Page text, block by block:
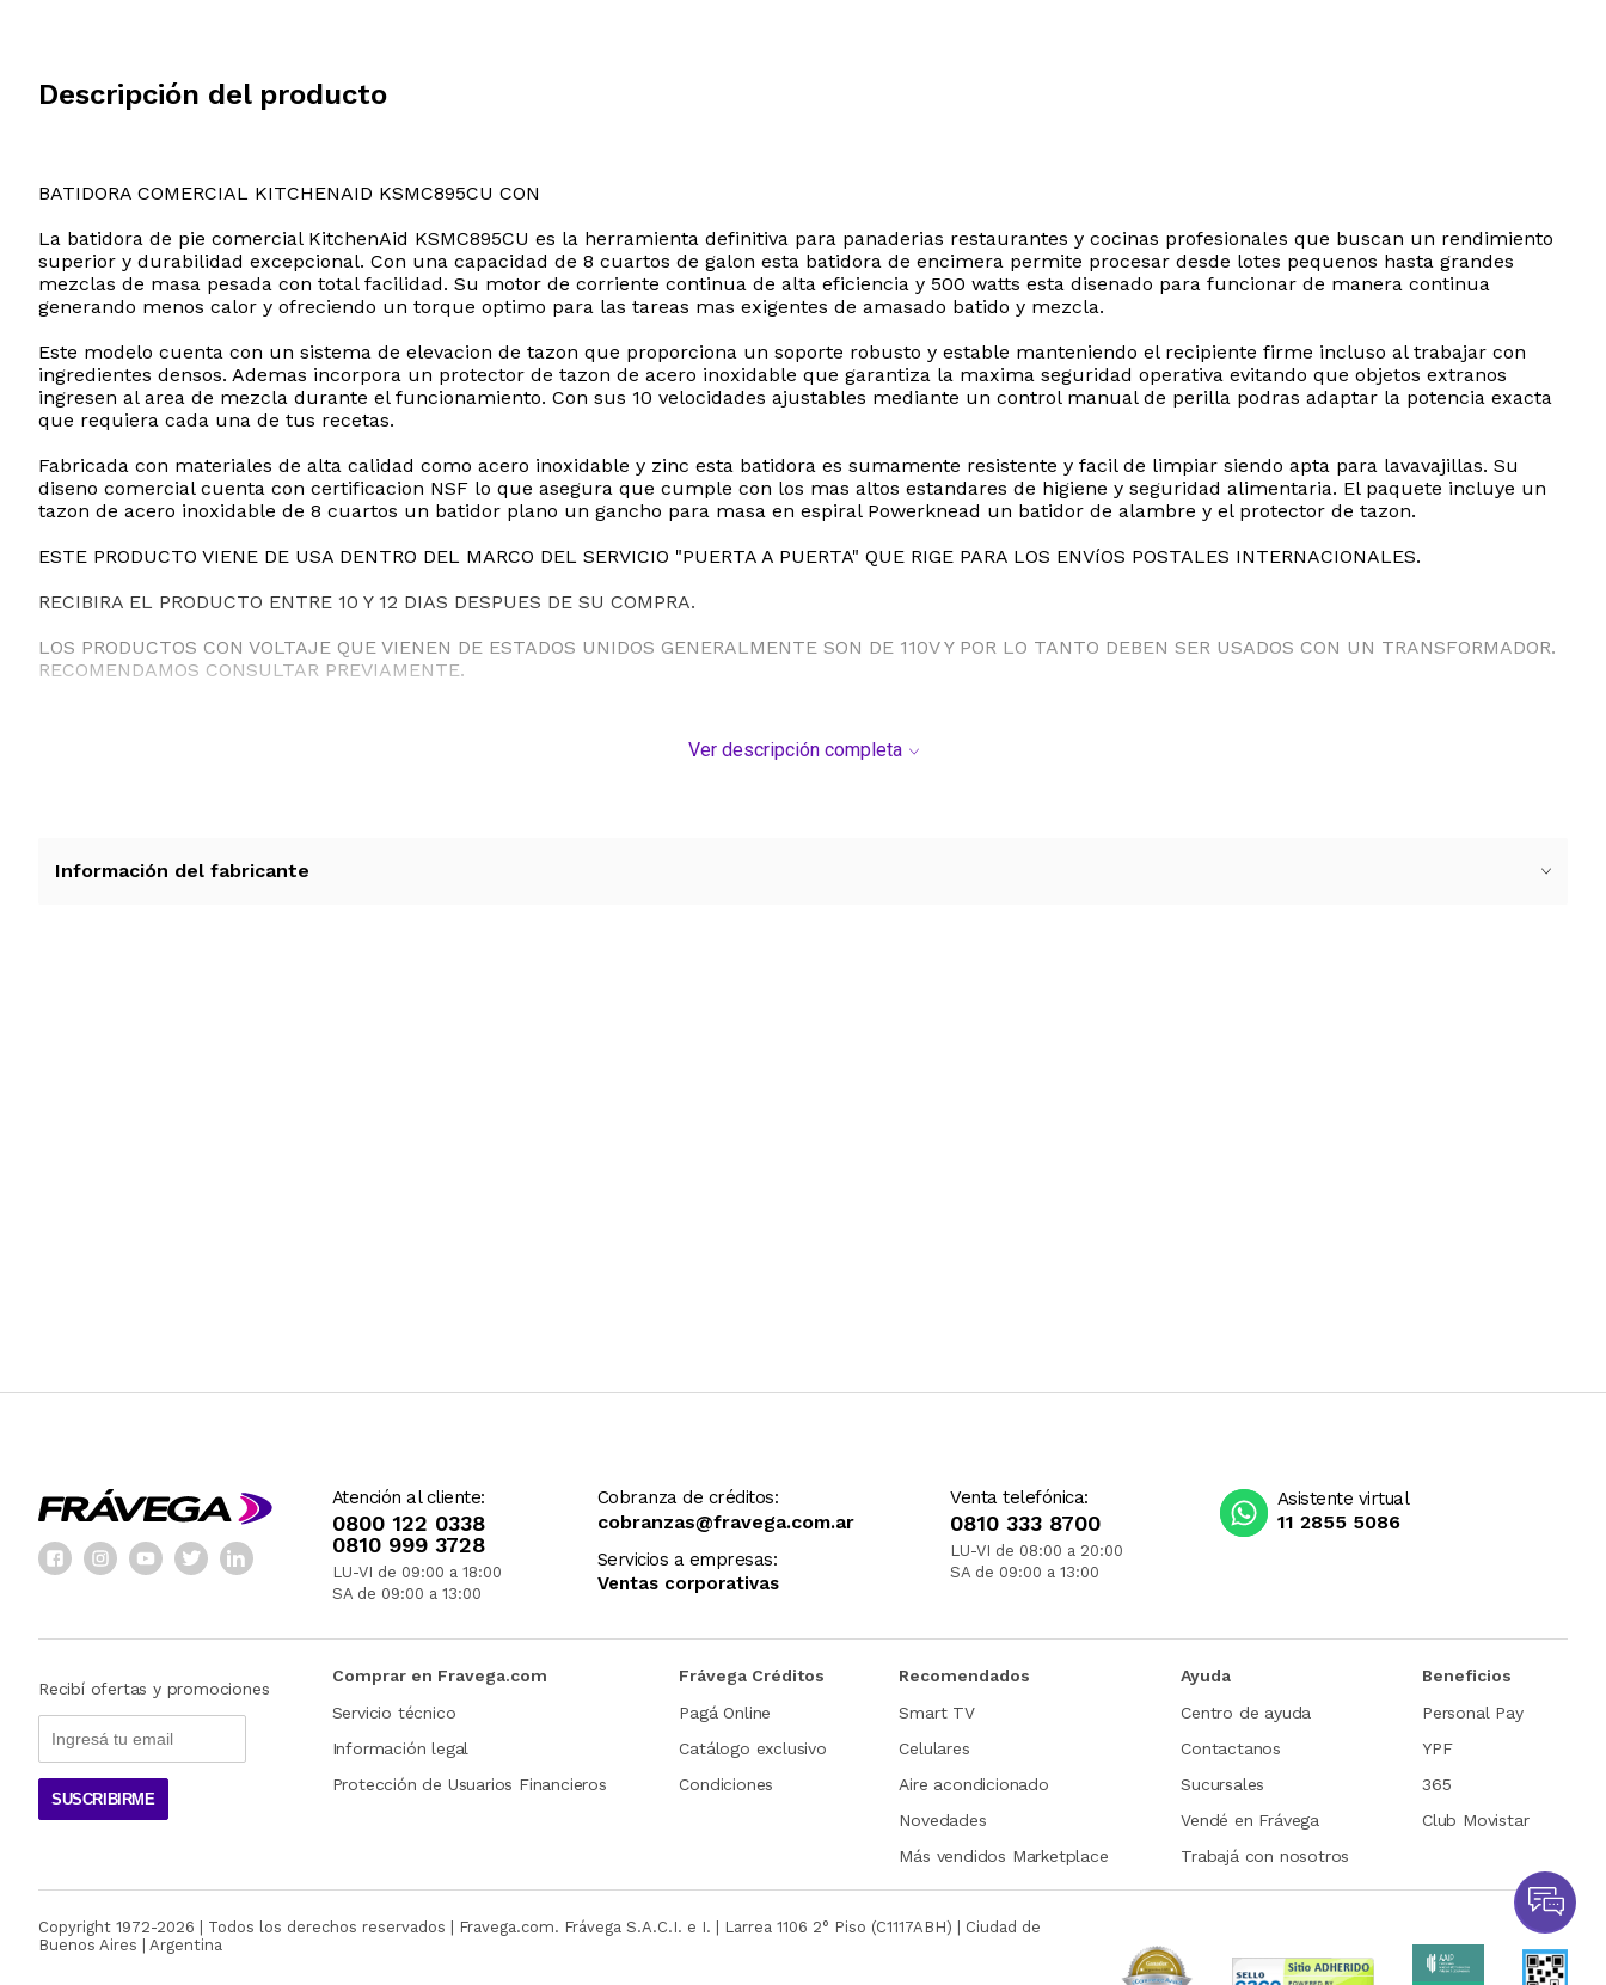
Descripción del producto
BATIDORA COMERCIAL KITCHENAID KSMC895CU CON
La batidora de pie comercial KitchenAid KSMC895CU es la herramienta definitiva para panaderias restaurantes y cocinas profesionales que buscan un rendimiento
superior y durabilidad excepcional. Con una capacidad de 8 cuartos de galon esta batidora de encimera permite procesar desde lotes pequenos hasta grandes
mezclas de masa pesada con total facilidad. Su motor de corriente continua de alta eficiencia y 500 watts esta disenado para funcionar de manera continua
generando menos calor y ofreciendo un torque optimo para las tareas mas exigentes de amasado batido y mezcla.
Este modelo cuenta con un sistema de elevacion de tazon que proporciona un soporte robusto y estable manteniendo el recipiente firme incluso al trabajar con
ingredientes densos. Ademas incorpora un protector de tazon de acero inoxidable que garantiza la maxima seguridad operativa evitando que objetos extranos
ingresen al area de mezcla durante el funcionamiento. Con sus 10 velocidades ajustables mediante un control manual de perilla podras adaptar la potencia exacta
que requiera cada una de tus recetas.
Fabricada con materiales de alta calidad como acero inoxidable y zinc esta batidora es sumamente resistente y facil de limpiar siendo apta para lavavajillas. Su
diseno comercial cuenta con certificacion NSF lo que asegura que cumple con los mas altos estandares de higiene y seguridad alimentaria. El paquete incluye un
tazon de acero inoxidable de 8 cuartos un batidor plano un gancho para masa en espiral Powerknead un batidor de alambre y el protector de tazon.
ESTE PRODUCTO VIENE DE USA DENTRO DEL MARCO DEL SERVICIO "PUERTA A PUERTA" QUE RIGE PARA LOS ENVíOS POSTALES INTERNACIONALES.
RECIBIRA EL PRODUCTO ENTRE 10 Y 12 DIAS DESPUES DE SU COMPRA.
LOS PRODUCTOS CON VOLTAJE QUE VIENEN DE ESTADOS UNIDOS GENERALMENTE SON DE 110V Y POR LO TANTO DEBEN SER USADOS CON UN TRANSFORMADOR.
RECOMENDAMOS CONSULTAR PREVIAMENTE.
Ver descripción completa
Información del fabricante
Atención al cliente:
0800 122 0338
0810 999 3728
LU-VI de 09:00 a 18:00
SA de 09:00 a 13:00
Cobranza de créditos:
cobranzas@fravega.com.ar
Servicios a empresas:
Ventas corporativas
Venta telefónica:
0810 333 8700
LU-VI de 08:00 a 20:00
SA de 09:00 a 13:00
Asistente virtual
11 2855 5086
Recibí ofertas y promociones
SUSCRIBIRME
Comprar en Fravega.com
Servicio técnico
Información legal
Protección de Usuarios Financieros
Frávega Créditos
Pagá Online
Catálogo exclusivo
Condiciones
Recomendados
Smart TV
Celulares
Aire acondicionado
Novedades
Más vendidos Marketplace
Ayuda
Centro de ayuda
Contactanos
Sucursales
Vendé en Frávega
Trabajá con nosotros
Beneficios
Personal Pay
YPF
365
Club Movistar
Copyright 1972-2026 | Todos los derechos reservados | Fravega.com. Frávega S.A.C.I. e I. | Larrea 1106 2° Piso (C1117ABH) | Ciudad de
Buenos Aires | Argentina